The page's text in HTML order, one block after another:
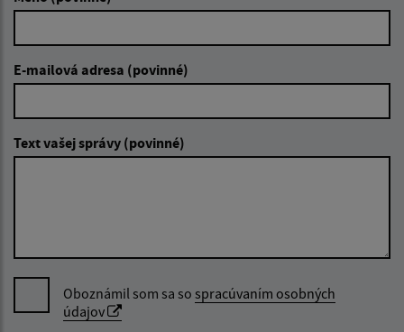
E-mailová adresa (povinné)
Text vašej správy (povinné)
Oboznámil som sa so spracúvaním osobných
údajov